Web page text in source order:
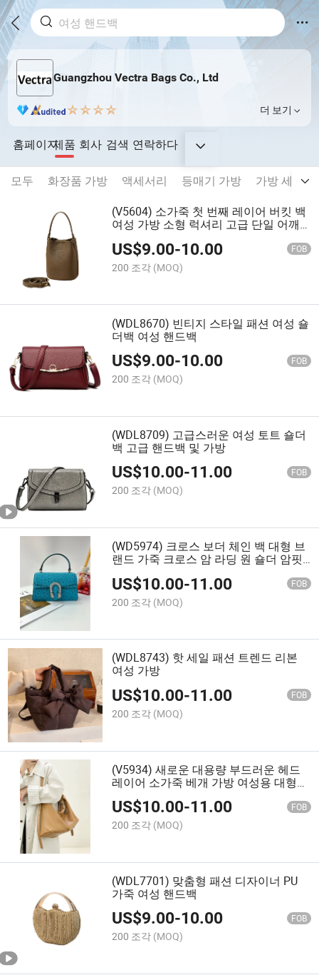
Guangzhou Vectra Bags Co., Ltd
더 보기
홈페이지제품 회사 검색 연락하다
모두 화장품 가방 액세서리 등매기 가방 가방 세트
(V5604) 소가죽 첫 번째 레이어 버킷 백
여성 가방 소형 럭셔리 고급 단일 어깨
US$9.00-10.00 FOB
200 조각 (MOQ)
(WDL8670) 빈티지 스타일 패션 여성 숄
더백 여성 핸드백
US$9.00-10.00 FOB
200 조각 (MOQ)
(WDL8709) 고급스러운 여성 토트 숄더
백 고급 핸드백 및 가방
US$10.00-11.00 FOB
200 조각 (MOQ)
(WD5974) 크로스 보더 체인 백 대형 브
랜드 가죽 크로스 암 라딩 원 숄더 암핏
US$10.00-11.00 FOB
200 조각 (MOQ)
(WDL8743) 핫 세일 패션 트렌드 리본
여성 가방
US$10.00-11.00 FOB
200 조각 (MOQ)
(V5934) 새로운 대용량 부드러운 헤드
레이어 소가죽 베개 가방 여성용 대형
패션 토트백 단일 어깨 크로스바디 가방
US$10.00-11.00 FOB
200 조각 (MOQ)
(WDL7701) 맞춤형 패션 디자이너 PU
가죽 여성 핸드백
US$9.00-10.00 FOB
200 조각 (MOQ)